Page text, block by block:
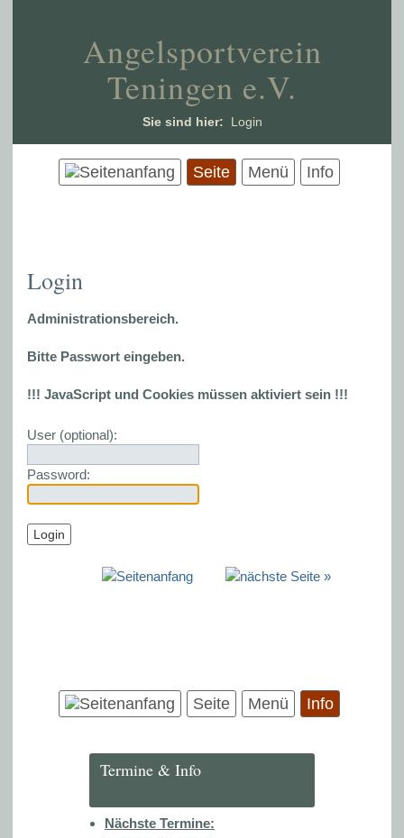
Angelsportverein
Teningen e.V.
Sie sind hier: Login
Seite Menü Info
Login
Administrationsbereich.
Bitte Passwort eingeben.
!!! JavaScript und Cookies müssen aktiviert sein !!!
User (optional):
Password:
Seite Menü Info
Termine & Info
Nächste Termine: